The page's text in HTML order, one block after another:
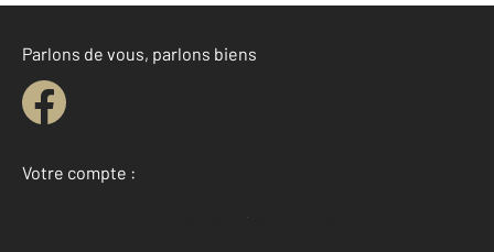
Parlons de vous, parlons biens
Votre compte :
Accéder à mon compte